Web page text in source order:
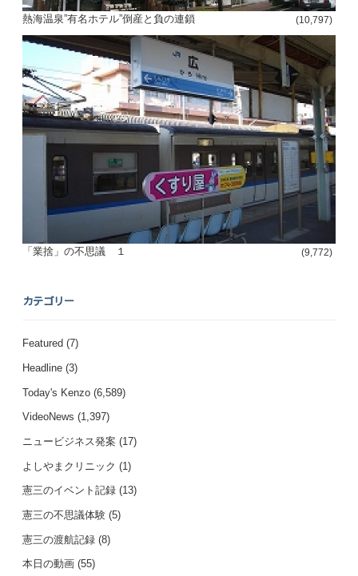
熱海温泉”有名ホテル”倒産と負の連鎖 (10,797)
「業捨」の不思議 １ (9,772)
カテゴリー
Featured (7)
Headline (3)
Today's Kenzo (6,589)
VideoNews (1,397)
ニュービジネス発案 (17)
よしやまクリニック (1)
憲三のイベント記録 (13)
憲三の不思議体験 (5)
憲三の渡航記録 (8)
本日の動画 (55)